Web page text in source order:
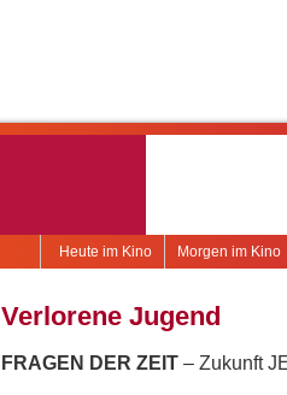
Morgen im Kino
Heute im Kino
Verlorene Jugend
FRAGEN DER ZEIT – Zukunft